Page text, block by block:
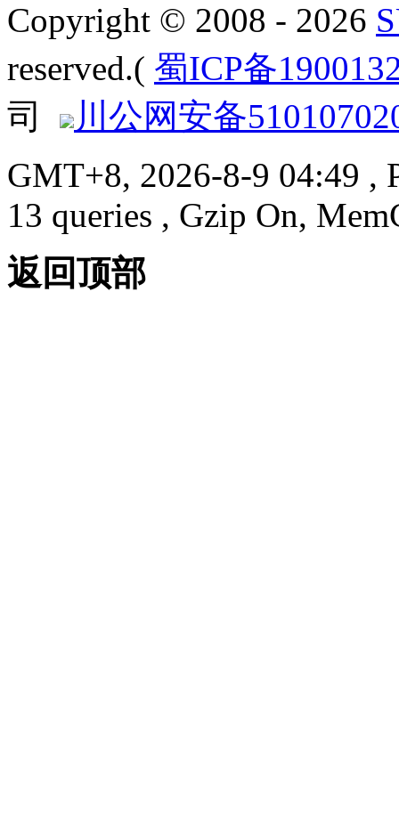
Copyright © 2008 - 2026
reserved.( 蜀ICP备
司
川公网安备
GMT+8, 2026-8-9 04:49 ,
13 queries , Gzip On,
返回顶部